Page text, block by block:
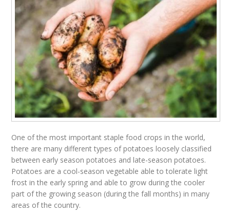
One of the most important staple food crops in the world,
there are many different types of potatoes loosely classified
between early season potatoes and late-season potatoes.
Potatoes are a cool-season vegetable able to tolerate light
frost in the early spring and able to grow during the cooler
part of the growing season (during the fall months) in many
areas of the country.